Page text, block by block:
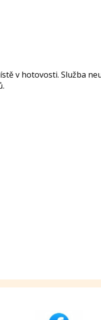
v hotovosti. Služba